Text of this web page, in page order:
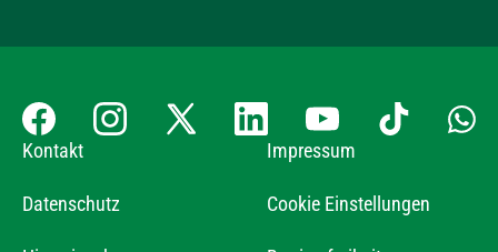
Kontakt Impressum
Datenschutz Cookie Einstellungen